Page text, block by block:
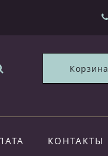
Корзина
КОНТАКТЫ